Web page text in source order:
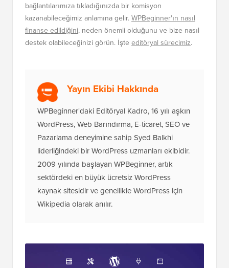
bağlantılarımıza tıkladığınızda bir komisyon
kazanabileceğimiz anlamına gelir.WPBeginner'ın nasıl
finanse edildiğini, neden önemli olduğunu ve bize nasıl
destek olabileceğinizi görün. İşte editöryal sürecimiz.
Yayın Ekibi Hakkında
WPBeginner'daki Editöryal Kadro, 16 yılı aşkın
WordPress, Web Barındırma, E-ticaret, SEO ve
Pazarlama deneyimine sahip Syed Balkhi
liderliğindeki bir WordPress uzmanları ekibidir.
2009 yılında başlayan WPBeginner, artık
sektördeki en büyük ücretsiz WordPress
kaynak sitesidir ve genellikle WordPress için
Wikipedia olarak anılır.